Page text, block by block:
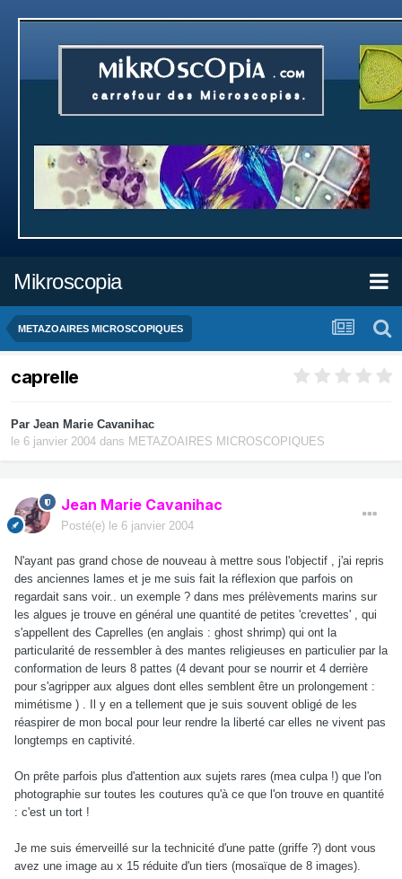
Mikroscopia
METAZOAIRES MICROSCOPIQUES
caprelle
Par Jean Marie Cavanihac
le 6 janvier 2004 dans METAZOAIRES MICROSCOPIQUES
Jean Marie Cavanihac
Posté(e) le 6 janvier 2004
N'ayant pas grand chose de nouveau à mettre sous l'objectif , j'ai repris
des anciennes lames et je me suis fait la réflexion que parfois on
regardait sans voir.. un exemple ? dans mes prélèvements marins sur
les algues je trouve en général une quantité de petites 'crevettes' , qui
s'appellent des Caprelles (en anglais : ghost shrimp) qui ont la
particularité de ressembler à des mantes religieuses en particulier par la
conformation de leurs 8 pattes (4 devant pour se nourrir et 4 derrière
pour s'agripper aux algues dont elles semblent être un prolongement :
mimétisme ) . Il y en a tellement que je suis souvent obligé de les
réaspirer de mon bocal pour leur rendre la liberté car elles ne vivent pas
longtemps en captivité.
On prête parfois plus d'attention aux sujets rares (mea culpa !) que l'on
photographie sur toutes les coutures qu'à ce que l'on trouve en quantité
: c'est un tort !
Je me suis émerveillé sur la technicité d'une patte (griffe ?) dont vous
avez une image au x 15 réduite d'un tiers (mosaïque de 8 images).